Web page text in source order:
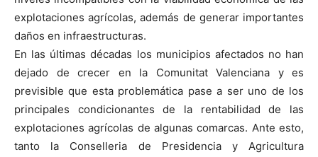
explotaciones agrícolas, además de generar importantes
daños en infraestructuras.
En las últimas décadas los municipios afectados no han
dejado de crecer en la Comunitat Valenciana y es
previsible que esta problemática pase a ser uno de los
principales condicionantes de la rentabilidad de las
explotaciones agrícolas de algunas comarcas. Ante esto,
tanto la Conselleria de Presidencia y Agricultura